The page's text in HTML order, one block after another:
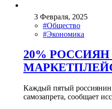
3 Февраля, 2025
#Общество
#Экономика
20%
Каждый пятый россиянин
самозапрета, сообщает